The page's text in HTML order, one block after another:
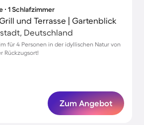
∙ 1 Schlafzimmer
und Terrasse | Gartenblick
Deutschland
für 4 Personen in der idyllischen Natur von
Rückzugsort!
Zum Angebot